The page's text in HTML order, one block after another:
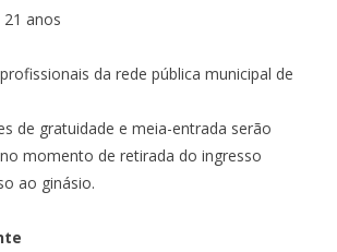
21 anos
da rede pública municipal de
de gratuidade e meia-entrada serão
momento de retirada do ingresso
ao ginásio.